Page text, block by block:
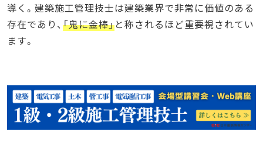
導く。建築施工管理技士は建築業界で非常に価値のある
存在であり、「鬼に金棒」と称されるほど重要視されてい
ます。